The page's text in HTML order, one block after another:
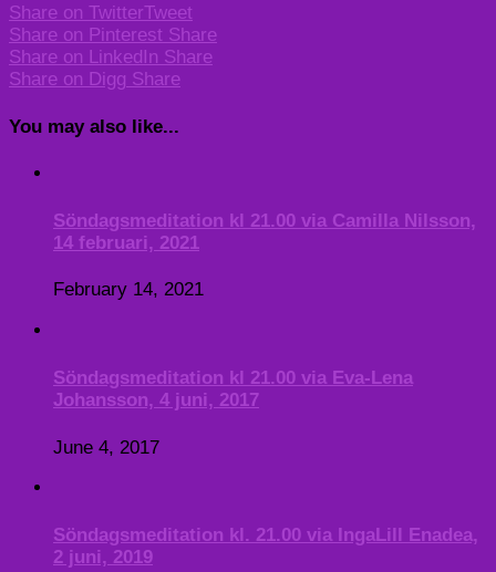
Share on TwitterTweet
Share on Pinterest Share
Share on LinkedIn Share
Share on Digg Share
You may also like...
Söndagsmeditation kl 21.00 via Camilla Nilsson,
14 februari, 2021
February 14, 2021
Söndagsmeditation kl 21.00 via Eva-Lena
Johansson, 4 juni, 2017
June 4, 2017
Söndagsmeditation kl. 21.00 via IngaLill Enadea,
2 juni, 2019